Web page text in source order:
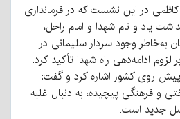
کاظمی در این نشست که در فرمانداری
یاد و نام شهدا و امام راحل،
به‌خاطر وجود سردار سلیمانی در
لزوم ادامه‌دهی راه شهدا تأکید کرد.
روی کشور اشاره کرد و گفت:
و فرهنگی پیچیده، به دنبال غلبه
جدید است.